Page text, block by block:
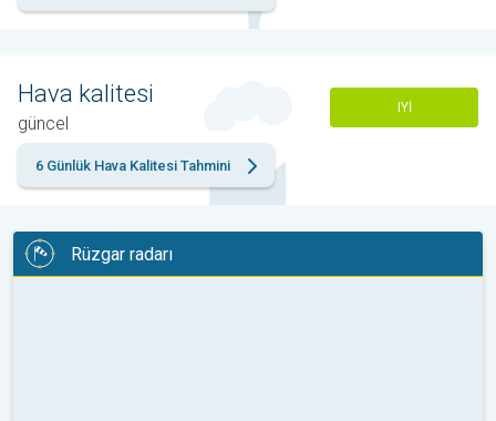
Hava kalitesi
güncel
IYI
6 Günlük Hava Kalitesi Tahmini
Rüzgar radarı